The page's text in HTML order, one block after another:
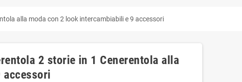
alla moda con 2 look intercambiabili e 9 accessori
2 storie in 1 Cenerentola alla